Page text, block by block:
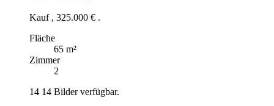
Kauf , 325.000 € .
Fläche
65 m²
Zimmer
2
14 14 Bilder verfügbar.